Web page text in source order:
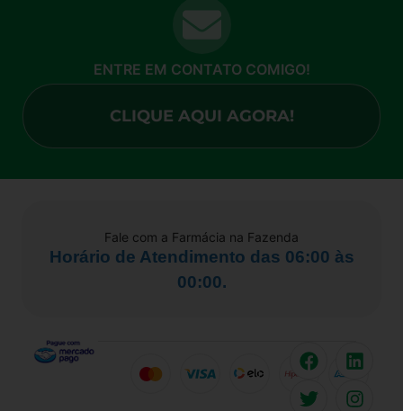
ENTRE EM CONTATO COMIGO!
CLIQUE AQUI AGORA!
Fale com a Farmácia na Fazenda
Horário de Atendimento das 06:00 às
00:00.